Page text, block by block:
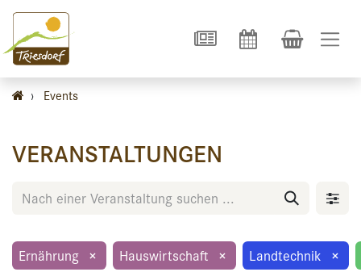
› Events
VERANSTALTUNGEN
Ernährung × Hauswirtschaft × Landtechnik ×